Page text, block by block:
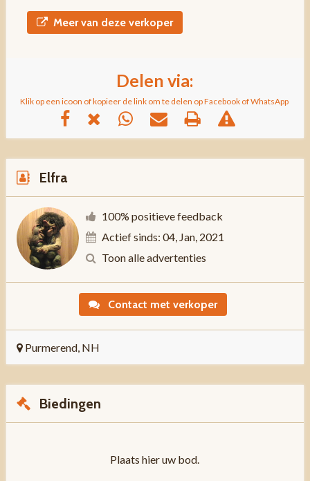
Meer van deze verkoper
Delen via:
Klik op een icoon of kopieer de link om te delen op Facebook of WhatsApp
Elfra
100% positieve feedback
Actief sinds: 04, Jan, 2021
Toon alle advertenties
Contact met verkoper
Purmerend, NH
Biedingen
Plaats hier uw bod.